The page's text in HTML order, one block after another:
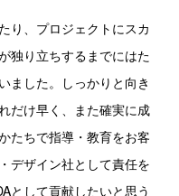
り、プロジェクトにスカ
独り立ちするまでにはた
ました。しっかりと向き
だけ早く、また確実に成
たちで指導・教育をお客
デザイン社として責任を
として貢献したいと思う